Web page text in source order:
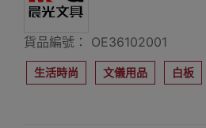
貨品編號： OE36102001
生活時尚 文儀用品 白板